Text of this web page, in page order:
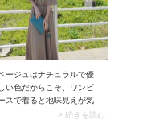
ージュはナチュラルで優
しい色だからこそ、ワンピ
スで着ると地味見えが気
になることも。そんな日
> 続きを読む